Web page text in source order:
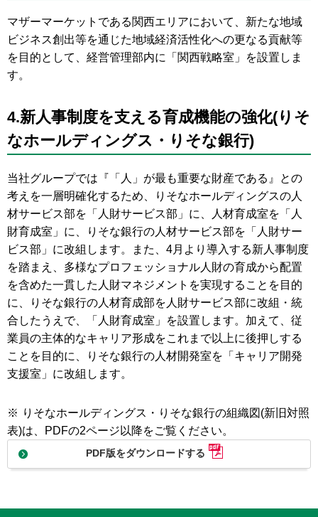
マザーマーケットである関西エリアにおいて、新たな地域
ビジネス創出等を通じた地域経済活性化への更なる貢献等
を目的として、経営管理部内に「関西戦略室」を設置しま
す。
4.新人事制度を支える育成機能の強化(りそ
なホールディングス・りそな銀行)
当社グループでは『「人」が最も重要な財産である』との
考えを一層明確化するため、りそなホールディングスの人
材サービス部を「人財サービス部」に、人材育成室を「人
財育成室」に、りそな銀行の人材サービス部を「人財サー
ビス部」に改組します。また、4月より導入する新人事制度
を踏まえ、多様なプロフェッショナル人財の育成から配置
を含めた一貫した人財マネジメントを実現することを目的
に、りそな銀行の人材育成部を人財サービス部に改組・統
合したうえで、「人財育成室」を設置します。加えて、従
業員の主体的なキャリア形成をこれまで以上に後押しする
ことを目的に、りそな銀行の人材開発室を「キャリア開発
支援室」に改組します。
※ りそなホールディングス・りそな銀行の組織図(新旧対照
表)は、PDFの2ページ以降をご覧ください。
PDF版をダウンロードする